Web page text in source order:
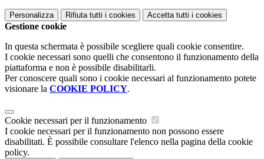
Personalizza Rifiuta tutti i cookies Accetta tutti i cookies
Gestione cookie
In questa schermata è possibile scegliere quali cookie consentire.
I cookie necessari sono quelli che consentono il funzionamento della
piattaforma e non è possibile disabilitarli.
Per conoscere quali sono i cookie necessari al funzionamento potete
visionare la COOKIE POLICY.
Cookie necessari per il funzionamento
I cookie necessari per il funzionamento non possono essere
disabilitati. È possibile consultare l'elenco nella pagina della cookie
policy.